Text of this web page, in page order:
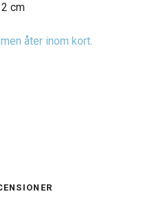
cm
åter inom kort.